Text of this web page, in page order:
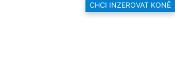
CHCI INZEROVAT KONĚ